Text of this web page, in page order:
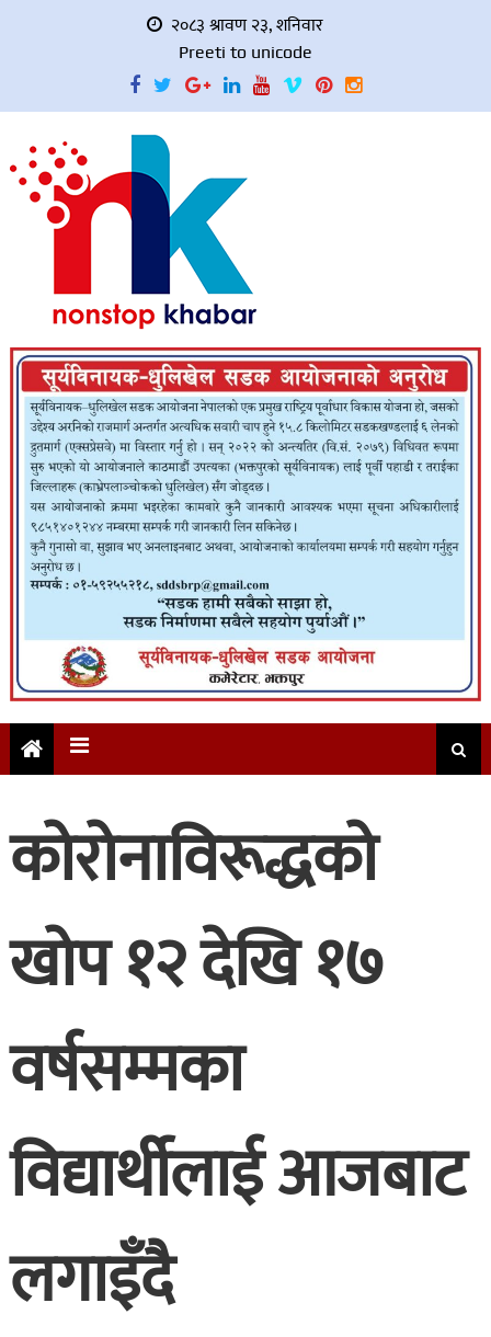
२०८३ श्रावण २३, शनिवार
Preeti to unicode
कोरोनाविरूद्धको
खोप १२ देखि १७
वर्षसम्मका
विद्यार्थीलाई आजबाट
लगाइँदै